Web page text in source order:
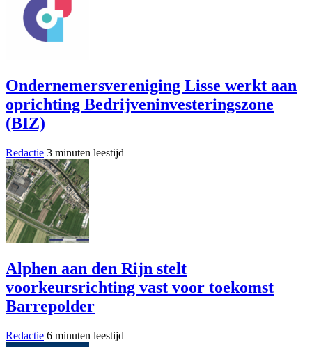
Ondernemersvereniging Lisse werkt aan
oprichting Bedrijveninvesteringszone
(BIZ)
Redactie 3 minuten leestijd
Alphen aan den Rijn stelt
voorkeursrichting vast voor toekomst
Barrepolder
Redactie 6 minuten leestijd